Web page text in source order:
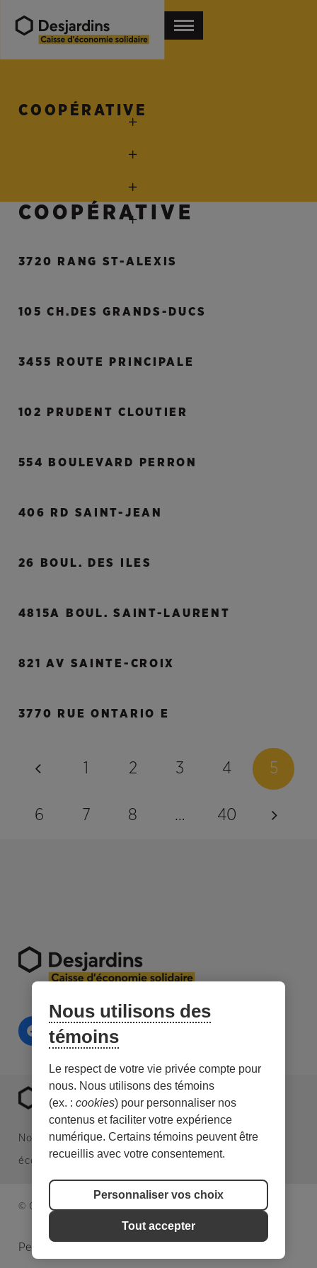
COOPÉRATIVE
COOPÉRATIVE
3720 RANG ST-ALEXIS
105 CH.DES GRANDS-DUCS
3455 ROUTE PRINCIPALE
102 PRUDENT CLOUTIER
554 BOULEVARD PERRON
406 RD SAINT-JEAN
26 BOUL. DES ILES
4815A BOUL. SAINT-LAURENT
821 AV SAINTE-CROIX
3770 RUE ONTARIO E
1 2 3 4 5
6 7 8 … 40
Nous sommes une caisse Desjardins spécialisée en
économie sociale et en investissement responsable.
© Caisse d’économie solidaire. Tous droits réservés.
Personnaliser les témoins
Nous utilisons des
témoins
Le respect de votre vie privée compte pour
nous. Nous utilisons des témoins
(ex. : cookies) pour personnaliser nos
contenus et faciliter votre expérience
numérique. Certains témoins peuvent être
recueillis avec votre consentement.
Personnaliser vos choix
Tout accepter